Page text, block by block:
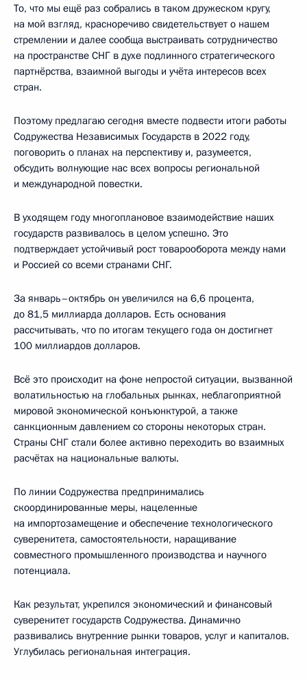
То, что мы ещё раз собрались в таком дружеском кругу,
на мой взгляд, красноречиво свидетельствует о нашем
стремлении и далее сообща выстраивать сотрудничество
на пространстве СНГ в духе подлинного стратегического
партнёрства, взаимной выгоды и учёта интересов всех
стран.
Поэтому предлагаю сегодня вместе подвести итоги работы
Содружества Независимых Государств в 2022 году,
поговорить о планах на перспективу и, разумеется,
обсудить волнующие нас всех вопросы региональной
и международной повестки.
В уходящем году многоплановое взаимодействие наших
государств развивалось в целом успешно. Это
подтверждает устойчивый рост товарооборота между нами
и Россией со всеми странами СНГ.
За январь–октябрь он увеличился на 6,6 процента,
до 81,5 миллиарда долларов. Есть основания
рассчитывать, что по итогам текущего года он достигнет
100 миллиардов долларов.
Всё это происходит на фоне непростой ситуации, вызванной
волатильностью на глобальных рынках, неблагоприятной
мировой экономической конъюнктурой, а также
санкционным давлением со стороны некоторых стран.
Страны СНГ стали более активно переходить во взаимных
расчётах на национальные валюты.
По линии Содружества предпринимались
скоординированные меры, нацеленные
на импортозамещение и обеспечение технологического
суверенитета, самостоятельности, наращивание
совместного промышленного производства и научного
потенциала.
Как результат, укрепился экономический и финансовый
суверенитет государств Содружества. Динамично
развивались внутренние рынки товаров, услуг и капиталов.
Углубилась региональная интеграция.